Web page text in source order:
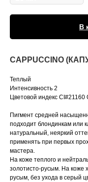
В
CAPPUCCINO
Теплый
Интенсивность 2
Цветовой индекс
Пигмент средней
подходит блондинкам или
натуральный, неяркий
применять при первых
мастера.
На коже теплого и
золотисто-русым. На коже
русым, без ухода в серый